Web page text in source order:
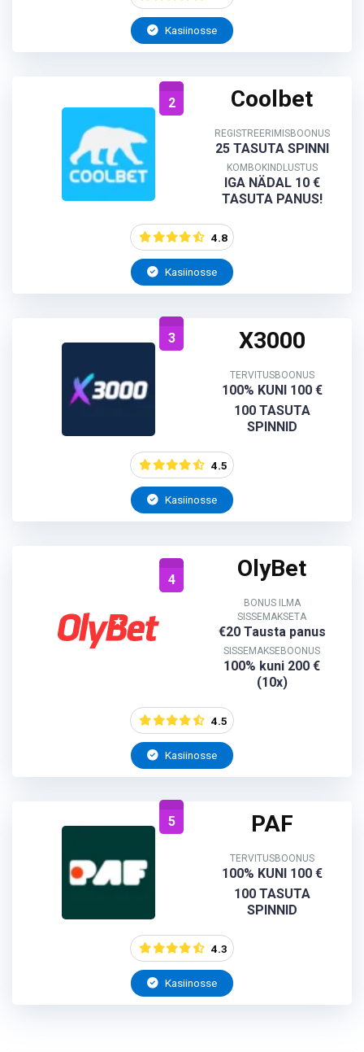
Kasiinosse
2 Coolbet
REGISTREERIMISBOONUS
25 TASUTA SPINNI
KOMBOKINDLUSTUS
IGA NÄDAL 10 €
TASUTA PANUS!
4.8
Kasiinosse
3 X3000
TERVITUSBOONUS
100% KUNI 100 €
100 TASUTA
SPINNID
4.5
Kasiinosse
4 OlyBet
BONUS ILMA
SISSEMAKSETA
€20 Tausta panus
SISSEMAKSEBOONUS
100% kuni 200 €
(10x)
4.5
Kasiinosse
5 PAF
TERVITUSBOONUS
100% KUNI 100 €
100 TASUTA
SPINNID
4.3
Kasiinosse